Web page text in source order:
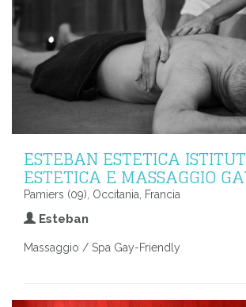
ESTEBAN ESTETICA
ESTETICA E MASSAGGIO
Pamiers (09), Occitania, Francia
Esteban
Massaggio / Spa Gay-Friendly